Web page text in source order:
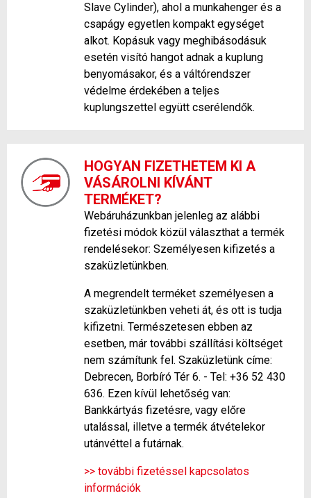
Slave Cylinder), ahol a munkahenger és a
csapágy egyetlen kompakt egységet
alkot. Kopásuk vagy meghibásodásuk
esetén visító hangot adnak a kuplung
benyomásakor, és a váltórendszer
védelme érdekében a teljes
kuplungszettel együtt cserélendők.
HOGYAN FIZETHETEM KI A
VÁSÁROLNI KÍVÁNT
TERMÉKET?
Webáruházunkban jelenleg az alábbi
fizetési módok közül választhat a termék
rendelésekor: Személyesen kifizetés a
szaküzletünkben.
A megrendelt terméket személyesen a
szaküzletünkben veheti át, és ott is tudja
kifizetni. Természetesen ebben az
esetben, már további szállítási költséget
nem számítunk fel. Szaküzletünk címe:
Debrecen, Borbíró Tér 6. - Tel: +36 52 430
636. Ezen kívül lehetőség van:
Bankkártyás fizetésre, vagy előre
utalással, illetve a termék átvételekor
utánvéttel a futárnak.
>> további fizetéssel kapcsolatos
információk